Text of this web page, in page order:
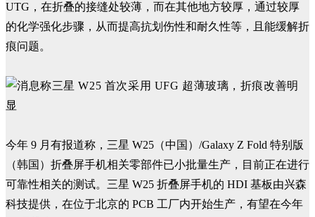
UTG，在折叠的接缝处较薄，而在其他地方较厚，通过较厚
的化学强化步骤，从而提高抗划伤性和耐久性等，且能缓解折
痕问题。
今年 9 月有报道称，三星 W25（中国）/Galaxy Z Fold 特别版
（韩国）折叠屏手机相关零部件已小批量生产，目前正在进行
可靠性相关的测试。三星 W25 折叠屏手机的 HDI 基板由兴森
科技提供，在位于北京的 PCB 工厂内开始生产，有望在今年